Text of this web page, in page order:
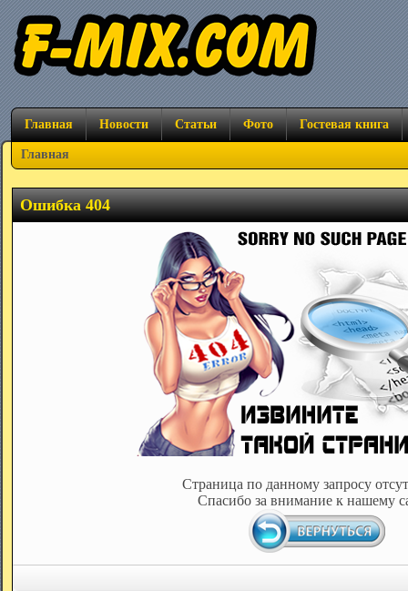
Главная Новости Статьи Фото Гостевая книга
Главная
Ошибка 404
Страница по данному запросу
Спасибо за внимание к нашему